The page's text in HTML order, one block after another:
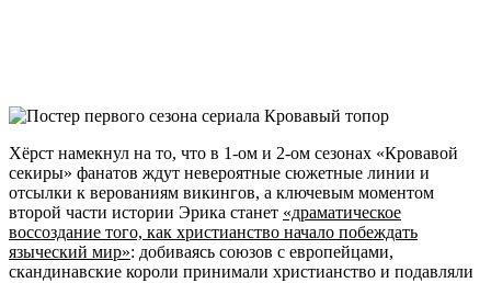
Хёрст намекнул на то, что в 1-ом и 2-ом сезонах «Кровавой
секиры» фанатов ждут невероятные сюжетные линии и
отсылки к верованиям викингов, а ключевым моментом
второй части истории Эрика станет «драматическое
воссоздание того, как христианство начало побеждать
языческий мир»: добиваясь союзов с ​​европейцами,
скандинавские короли принимали христианство и подавляли